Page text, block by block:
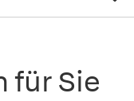
für Sie